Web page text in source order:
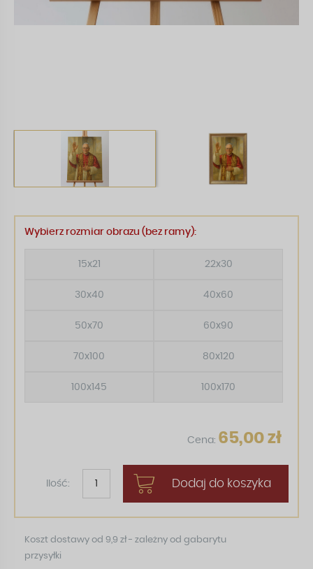
Wybierz rozmiar obrazu (bez ramy):
15x21 22x30
30x40 40x60
50x70 60x90
70x100 80x120
100x145 100x170
Cena: 65,00 zł
Ilość: Dodaj do koszyka
Koszt dostawy od 9,9 zł - zależny od gabarytu
przysyłki